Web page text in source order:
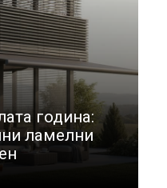
година:
ламелни